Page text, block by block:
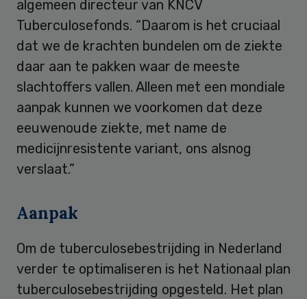
algemeen directeur van KNCV
Tuberculosefonds. “Daarom is het cruciaal
dat we de krachten bundelen om de ziekte
daar aan te pakken waar de meeste
slachtoffers vallen. Alleen met een mondiale
aanpak kunnen we voorkomen dat deze
eeuwenoude ziekte, met name de
medicijnresistente variant, ons alsnog
verslaat.”
Aanpak
Om de tuberculosebestrijding in Nederland
verder te optimaliseren is het Nationaal plan
tuberculosebestrijding opgesteld. Het plan